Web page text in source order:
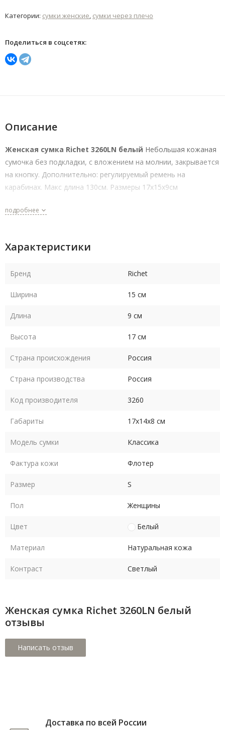
Категории: сумки женские, сумки через плечо
Поделиться в соцсетях:
Описание
Женская сумка Richet 3260LN белый Небольшая кожаная
сумочка без подкладки, с вложением на молнии, закрывается
на кнопку. Дополнительно: регулируемый ремень на
карабинах. Макс длина 130см. Размеры 17х15х9см
подробнее
Характеристики
Бренд Richet
Ширина 15 см
Длина 9 см
Высота 17 см
Страна происхождения Россия
Страна производства Россия
Код производителя 3260
Габариты 17х14х8 см
Модель сумки Классика
Фактура кожи Флотер
Размер S
Пол Женщины
Цвет Белый
Материал Натуральная кожа
Контраст Светлый
Женская сумка Richet 3260LN белый
отзывы
Доставка по всей России